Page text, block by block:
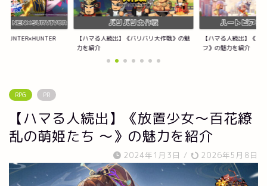
HUNTER×HUNTER
【ハマる人続出】《バリバリ大作戦》の魅
力を紹介
【ハマる人続出】《ハ
フ》の魅力を紹介
RPG PR
【ハマる人続出】《放置少女～百花繚
乱の萌姫たち ～》の魅力を紹介
2024年1月3日 / 2026年5月8日